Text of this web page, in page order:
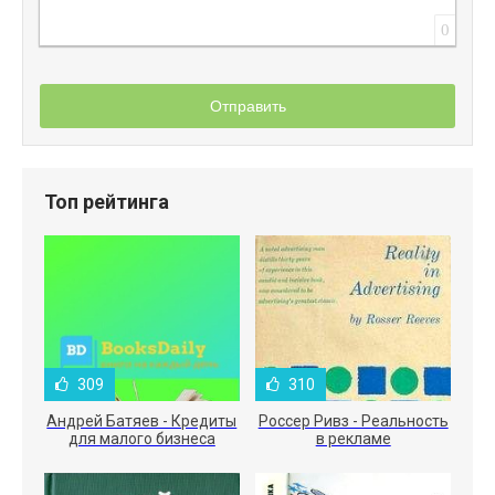
0
Отправить
Топ рейтинга
309
Андрей Батяев - Кредиты
для малого бизнеса
310
Россер Ривз - Реальность
в рекламе